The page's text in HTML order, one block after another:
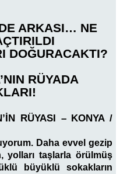
ARKASI… NE
DOĞURACAKTI?
RÜYADA
RÜYASI – KONYA /
Daha evvel gezip
yolları taşlarla örülmüş
büyüklü sokakların